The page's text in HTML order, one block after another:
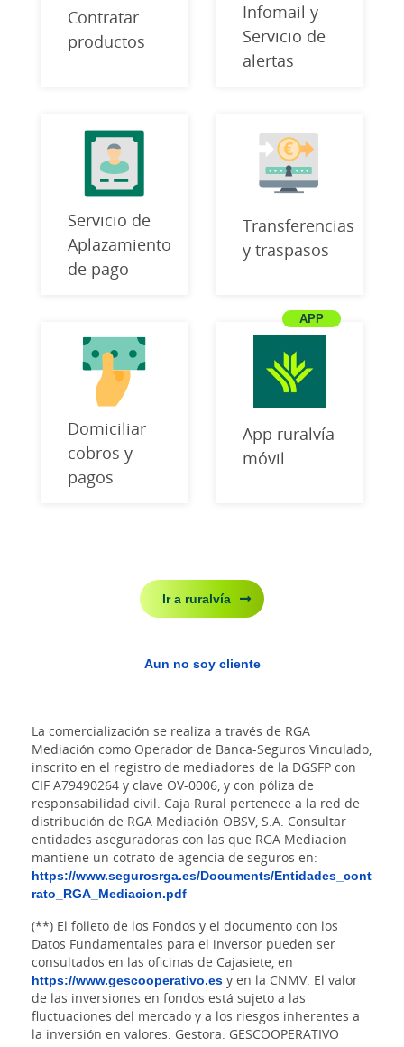
Contratar
productos
Infomail y
Servicio de
alertas
Servicio de
Aplazamiento
de pago
Transferencias
y traspasos
Domiciliar
cobros y
pagos
App ruralvía
móvil
Ir a ruralvía
Aun no soy cliente
La comercialización se realiza a través de RGA
Mediación como Operador de Banca-Seguros Vinculado,
inscrito en el registro de mediadores de la DGSFP con
CIF A79490264 y clave OV-0006, y con póliza de
responsabilidad civil. Caja Rural pertenece a la red de
distribución de RGA Mediación OBSV, S.A. Consultar
entidades aseguradoras con las que RGA Mediacion
mantiene un cotrato de agencia de seguros en:
https://www.segurosrga.es/Documents/Entidades_cont
rato_RGA_Mediacion.pdf
(**) El folleto de los Fondos y el documento con los
Datos Fundamentales para el inversor pueden ser
consultados en las oficinas de Cajasiete, en
https://www.gescooperativo.es y en la CNMV. El valor
de las inversiones en fondos está sujeto a las
fluctuaciones del mercado y a los riesgos inherentes a
la inversión en valores. Gestora: GESCOOPERATIVO